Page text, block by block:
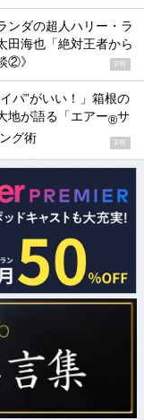
ンダの超人ハリー・ラ
田海也「絶対王者から
②》
PR
パ”がいい！」箱根の
地が語る「エアー®サ
グ術 PR